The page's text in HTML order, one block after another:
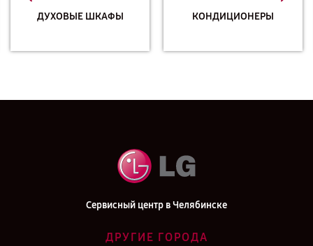
ДУХОВЫЕ ШКАФЫ КОНДИЦИОНЕРЫ
Сервисный центр в Челябинске
ДРУГИЕ ГОРОДА